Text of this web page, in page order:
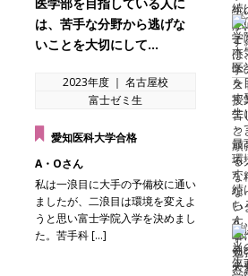
は、苦手な分野から逃げな
いことを大切にして…
2023年度 ｜ 名古屋校
富士ゼミ生
愛知医科大学合格
A・Oさん
私は一浪目に大手の予備校に通い
ましたが、二浪目は環境を変えよ
うと思い富士学院入学を決めまし
た。苦手科 […]